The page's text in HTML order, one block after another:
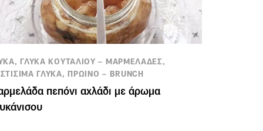
ΓΛΥΚΑ ΚΟΥΤΑΛΙΟΥ – ΜΑΡΜΕΛΑΔΕΣ,
ΓΛΥΚΑ, ΠΡΩΙΝΟ – BRUNCH
πεπόνι αχλάδι με άρωμα